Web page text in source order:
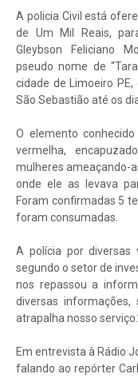
A policia Civil está
de Um Mil Reais,
Gleybson Feliciano
pseudo nome de
cidade de Limoeiro
São Sebastião até os
O elemento
vermelha,
mulheres ameaçando-
onde ele as levava
Foram confirmadas 5
foram consumadas.
A polícia por diversas
segundo o setor de
nos repassou a
diversas
atrapalha nosso
Em entrevista à Rádio
falando ao repórter